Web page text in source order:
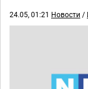
24.05, 01:21 Новости /